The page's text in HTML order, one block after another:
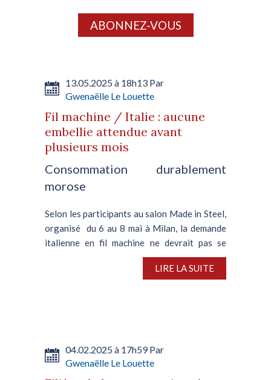
ABONNEZ-VOUS
13.05.2025 à 18h13 Par
Gwenaëlle Le Louette
Fil machine / Italie : aucune
embellie attendue avant
plusieurs mois
Consommation durablement
morose
Selon les participants au salon Made in Steel,
organisé du 6 au 8 mai à Milan, la demande
italienne en fil machine ne devrait pas se
redresser avant la fin de la période estivale.
De fait, le repli significatif des prix des...
LIRE LA SUITE
04.02.2025 à 17h59 Par
Gwenaëlle Le Louette